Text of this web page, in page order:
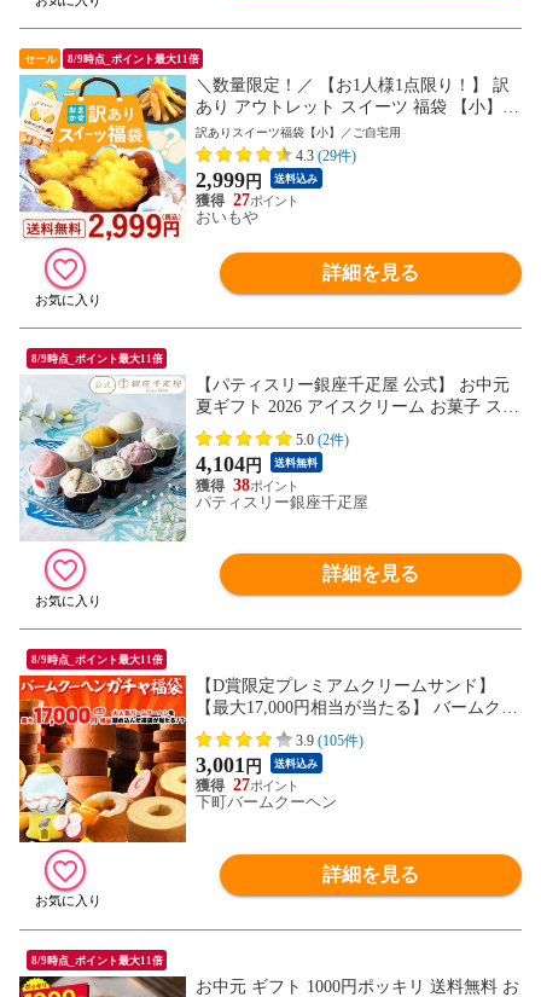
セール 8/9時点_ポイント最大11倍
＼数量限定！／ 【お1人様1点限り！】 訳
あり アウトレット スイーツ 福袋 【小】
訳アリ わけあり お菓子 まとめ買い 家族
友人 食品 お取り寄せ 安い アイス ケーキ
和菓子 洋菓子 お菓子 チョコ お得 焼き芋
干し芋 ほしいも お芋 チップス 人気 ※ご
指定日にお届け
訳ありスイーツ福袋【小】／ご自宅用
4.3 (29件)
2,999円 送料込み
27
おいもや
詳細を見る
8/9時点_ポイント最大11倍
【パティスリー銀座千疋屋 公式】 お中元
夏ギフト 2026 アイスクリーム お菓子 スイ
ーツ 贈り物 ギフト 千疋屋 銀座プレミアム
アイス＆ソルベ8個
5.0 (2件)
4,104円 送料無料
38
パティスリー銀座千疋屋
詳細を見る
8/9時点_ポイント最大11倍
【D賞限定プレミアムクリームサンド】
【最大17,000円相当が当たる】 バームクー
ヘンガチャ内容一新 福袋 ガチャ 在庫処分
送料無料 バームクーヘン スイーツ 訳あり
お取り寄せ お菓子 詰め合わせ U
3.9 (105件)
3,001 円 送料込み
27
下町バームクーヘン
詳細を見る
8/9時点_ポイント最大11倍
お中元 ギフト 1000円ポッキリ 送料無料 お